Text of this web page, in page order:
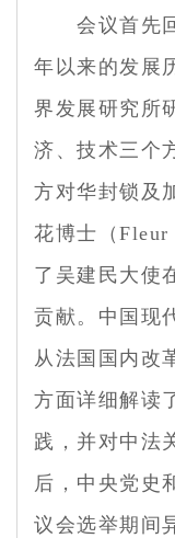
会议首先
年以来的发展
界发展研究所
济、技术三个
方对华封锁及
花博士（Fleur
了吴建民大使
贡献。中国现
从法国国内改
方面详细解读
践，并对中法
后，中央党史
议会选举期间